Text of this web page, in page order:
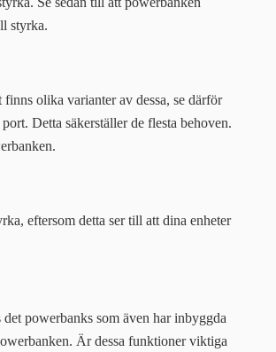
styrka.
olika varianter av dessa, se därför
Detta säkerställer de flesta behoven.
eftersom detta ser till att dina enheter
powerbanks som även har inbyggda
Är dessa funktioner viktiga